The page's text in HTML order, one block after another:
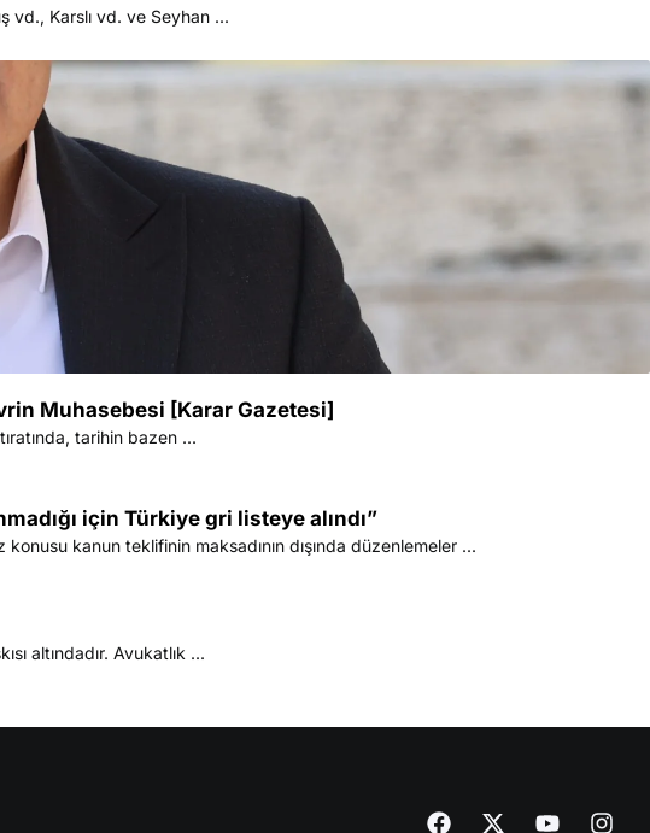
vd., Karslı vd. ve Seyhan ...
Muhasebesi [Karar Gazetesi]
tarihin bazen ...
için Türkiye gri listeye alındı”
konusu kanun teklifinin maksadının dışında düzenlemeler ...
altındadır. Avukatlık ...